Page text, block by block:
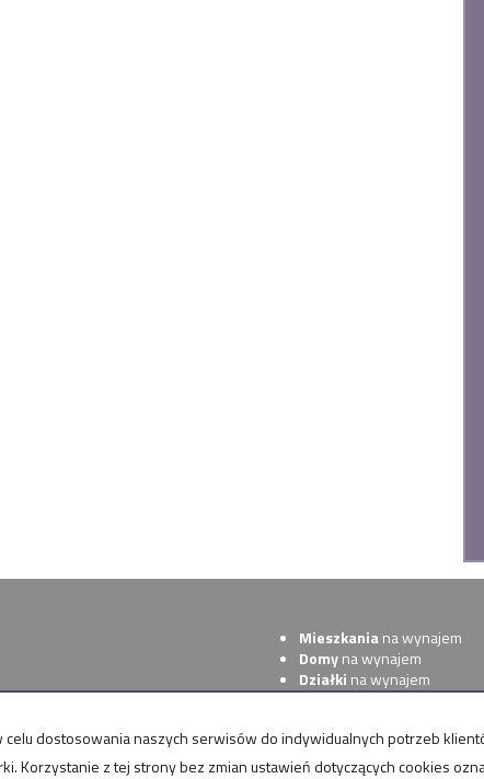
Mieszkaniana wynajem
Domyna wynajem
Działki na wynajem
Lokalena wynajem
Obiektyna wynajem
dostosowania naszych serwisów do indywidualnych potrzeb
Korzystanie z tej strony bez zmian ustawień dotyczących cookies